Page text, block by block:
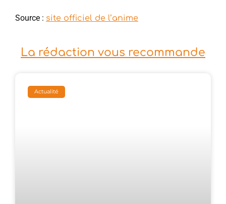
Source : site officiel de l’anime
La rédaction vous recommande
Actualité